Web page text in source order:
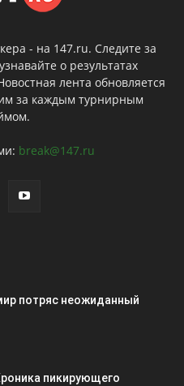
- на 147.ru. Следите за
о результатах
лента обновляется
за каждым турнирным
break@147.ru
потряс неожиданный
пикирующего